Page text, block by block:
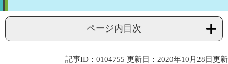
ページ内目次
記事ID：0104755 更新日：2020年10月28日更新